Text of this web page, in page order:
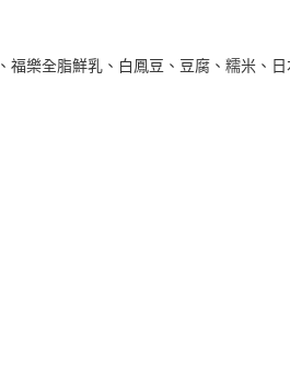
福樂全脂鮮乳、白鳳豆、豆腐、糯米、